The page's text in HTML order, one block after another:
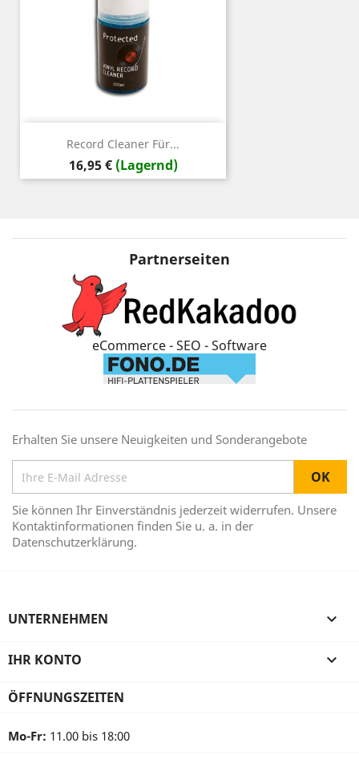
Record Cleaner Für...
Preis
16,95 € (Lagernd)
Partnerseiten
eCommerce - SEO - Software
Erhalten Sie unsere Neuigkeiten und Sonderangebote
Sie können Ihr Einverständnis jederzeit widerrufen. Unsere
Kontaktinformationen finden Sie u. a. in der
Datenschutzerklärung.
UNTERNEHMEN 
IHR KONTO 
ÖFFNUNGSZEITEN
Mo-Fr: 11.00 bis 18:00